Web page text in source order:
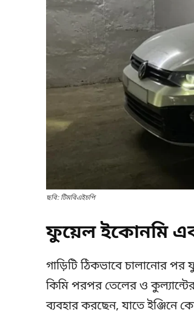
ছবি: টিমবিএইচপি
ফুয়েল ইকোনমি
গাড়িটি ঠিকভাবে চালানোর
কিমি পরপর তেলের ও
ব্যবহার করছেন, যাতে ইঞ্জিনে